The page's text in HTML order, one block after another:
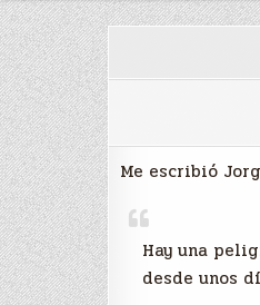
Me escribió
Hay una
desde unos